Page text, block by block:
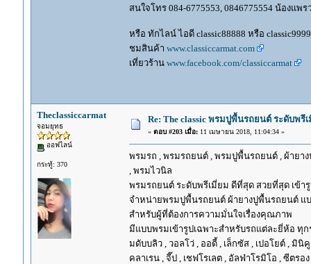
สนใจโทร 084-6775553, 0846775554 น้องแพ
หรือ ทักไลน์ ไอดี classic88888 หรือ
ชมสินค้า www.classiccarmat.com
เที่ยวร้าน www.facebook.com/classiccarmat
Theclassiccarmat
จอมยุทธ
ออฟไลน์
กระทู้: 370
Re: The classic พรมปูพื้นรถยนต์ ระดับพรี
« ตอบ #203 เมื่อ:11 เมษายน 2018, 11:04:34 »
พรมรถ , พรมรถยนต์ , พรมปูพื้นรถยนต์ , ผ้ายา
, พรมไวนิล
พรมรถยนต์ ระดับพรีเมี่ยม ดีที่สุด สวยที่สุด เข้ารู
จำหน่ายพรมปูพื้นรถยนต์ ผ้ายางปูพื้นรถยนต์ แบบ
สำหรับผู้ที่ต้องการความมั่นใจเรื่องคุณภาพ
มีแบบพรมเข้ารูปเฉพาะสำหรับรถแต่ละยี่ห้อ ทุก
มดับบลิว , วอลโว่ , ออดี้ , เล็กซัส , เปอโยต์ , มินิ
คลาเรน , จี๊ป , เชฟโรเลต , อัลฟ่าโรมิโอ , ซีตร